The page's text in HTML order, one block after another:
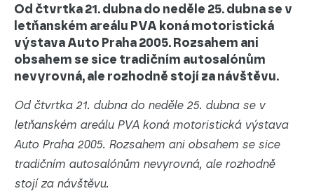
Od čtvrtka 21. dubna do neděle 25. dubna se v
letňanském areálu PVA koná motoristická
výstava Auto Praha 2005. Rozsahem ani
obsahem se sice tradičním autosalónům
nevyrovná, ale rozhodně stojí za návštěvu.
Od čtvrtka 21. dubna do neděle 25. dubna se v
letňanském areálu PVA koná motoristická výstava
Auto Praha 2005. Rozsahem ani obsahem se sice
tradičním autosalónům nevyrovná, ale rozhodně
stojí za návštěvu.